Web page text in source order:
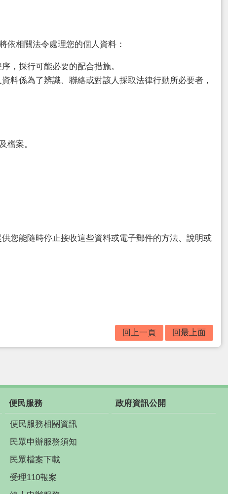
相關法令處理您的個人資料：
，採行可能必要的配合措施。
料係為了辨識、聯絡或對該人採取法律行動所必要者，
檔案。
您能隨時停止接收這些資料或電子郵件的方法、說明或
回上一頁 回最上面
便民服務
便民服務相關資訊
民眾申辦服務須知
民眾檔案下載
受理110報案
政府資訊公開